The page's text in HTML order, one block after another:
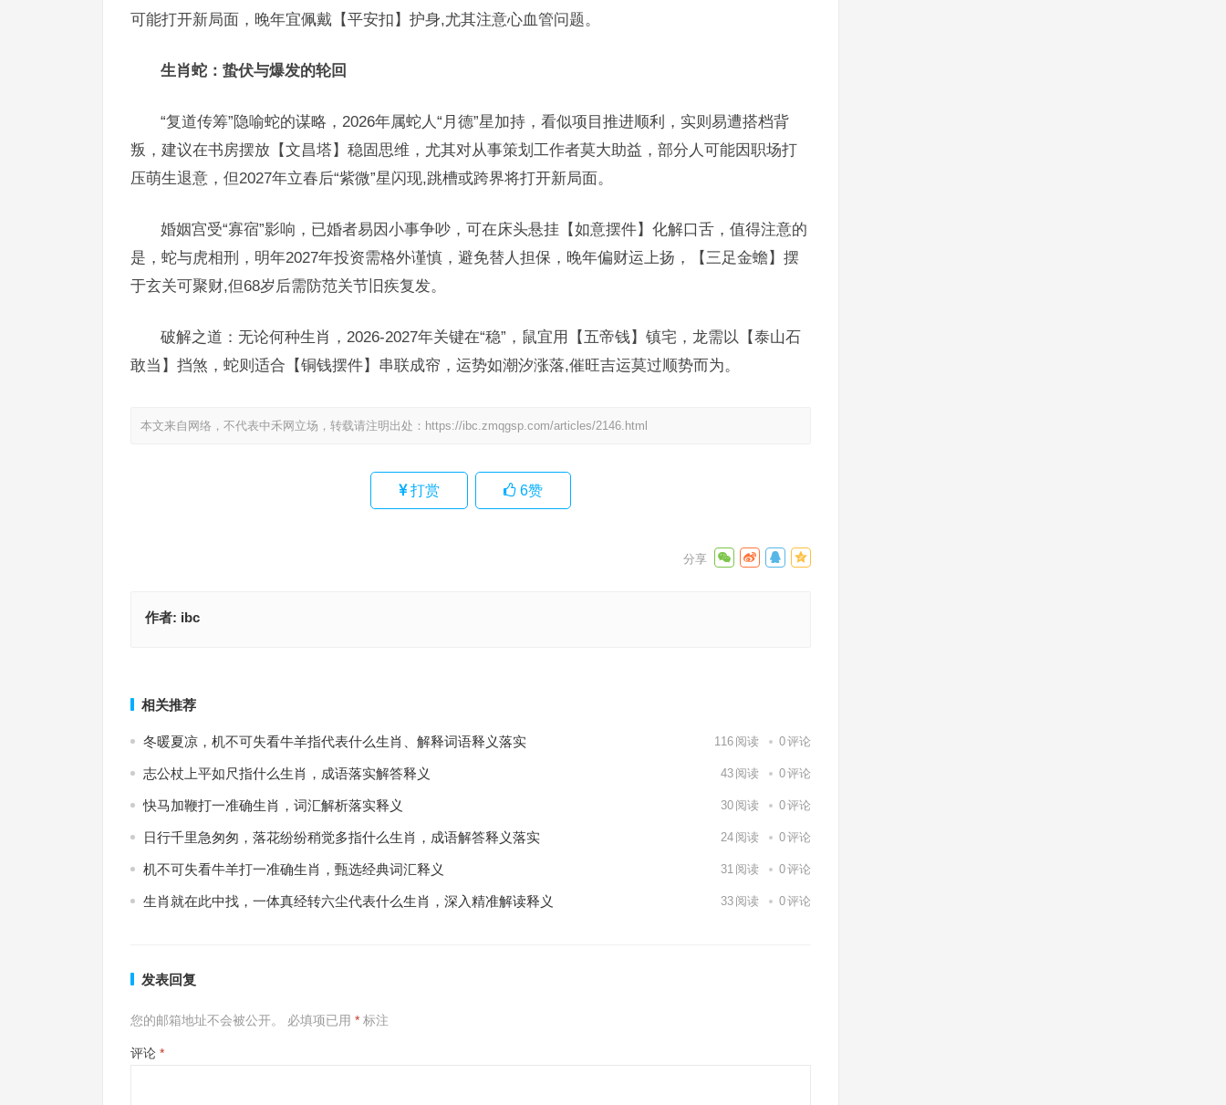
可能打开新局面，晚年宜佩戴【平安扣】护身,尤其注意心血管问题。
生肖蛇：蛰伏与爆发的轮回
“复道传筹”隐喻蛇的谋略，2026年属蛇人“月德”星加持，看似项目推进顺利，实则易遭搭档背
叛，建议在书房摆放【文昌塔】稳固思维，尤其对从事策划工作者莫大助益，部分人可能因职场打
压萌生退意，但2027年立春后“紫微”星闪现,跳槽或跨界将打开新局面。
婚姻宫受“寡宿”影响，已婚者易因小事争吵，可在床头悬挂【如意摆件】化解口舌，值得注意的
是，蛇与虎相刑，明年2027年投资需格外谨慎，避免替人担保，晚年偏财运上扬，【三足金蟾】摆
于玄关可聚财,但68岁后需防范关节旧疾复发。
破解之道：无论何种生肖，2026-2027年关键在“稳”，鼠宜用【五帝钱】镇宅，龙需以【泰山石
敢当】挡煞，蛇则适合【铜钱摆件】串联成帘，运势如潮汐涨落,催旺吉运莫过顺势而为。
本文来自网络，不代表中禾网立场，转载请注明出处： https://ibc.zmqgsp.com/articles/2146.html
打赏 6赞
作者: ibc
相关推荐
冬暖夏凉，机不可失看牛羊指代表什么生肖、解释词语释义落实 116 阅读 0评论
志公杖上平如尺指什么生肖，成语落实解答释义 43 阅读 0评论
快马加鞭打一准确生肖，词汇解析落实释义 30 阅读 0评论
日行千里急匆匆，落花纷纷稍觉多指什么生肖，成语解答释义落实 24 阅读 0评论
机不可失看牛羊打一准确生肖，甄选经典词汇释义 31 阅读 0评论
生肖就在此中找，一体真经转六尘代表什么生肖，深入精准解读释义 33 阅读 0评论
发表回复
您的邮箱地址不会被公开。 必填项已用 * 标注
评论 *